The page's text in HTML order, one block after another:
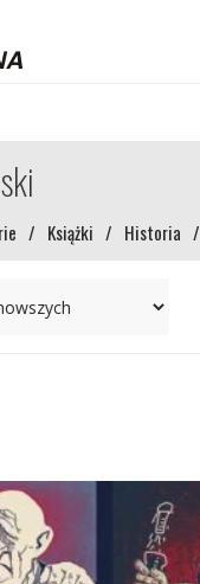
/ Książki / Historia /